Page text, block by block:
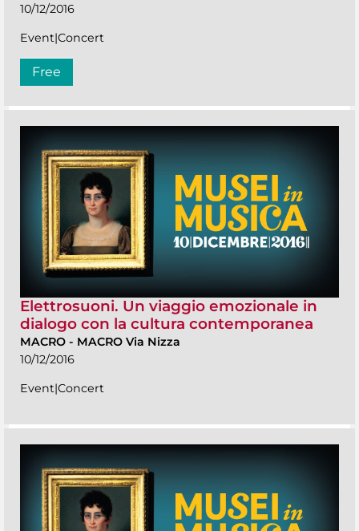
10/12/2016
Event|Concert
Free
Elettrosuoni. Un viaggio emozionale in
dialogo con la cultura contemporanea
MACRO - MACRO Via Nizza
10/12/2016
Event|Concert